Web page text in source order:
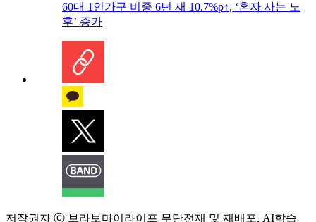
60대 1인가구 비중 6년 새 10.7%p↑, ‘혼자 사는 노
후’ 증가
저작권자 ⓒ 브라보마이라이프 무단전재 및 재배포, AI학습